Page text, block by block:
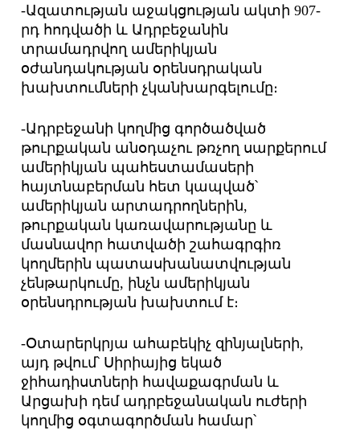
-Ազատության աջակցության ակտի 907-
րդ հոդվածի և Ադրբեջանին
տրամադրվող ամերիկյան
օժանդակության օրենսդրական
խախտումների չկանխարգելումը։
-Ադրբեջանի կողմից գործածված
թուրքական անօդաչու թռչող սարքերում
ամերիկյան պահեստամասերի
հայտնաբերման հետ կապված՝
ամերիկյան արտադրողներին,
թուրքական կառավարությանը և
մասնավոր հատվածի շահագրգիռ
կողմերին պատասխանատվության
չենթարկումը, ինչն ամերիկյան
օրենսդրության խախտում է։
-Օտարերկրյա ահաբեկիչ զինյալների,
այդ թվում՝ Սիրիայից եկած
ջիհադիստների հավաքագրման և
Արցախի դեմ ադրբեջանական ուժերի
կողմից օգտագործման համար՝